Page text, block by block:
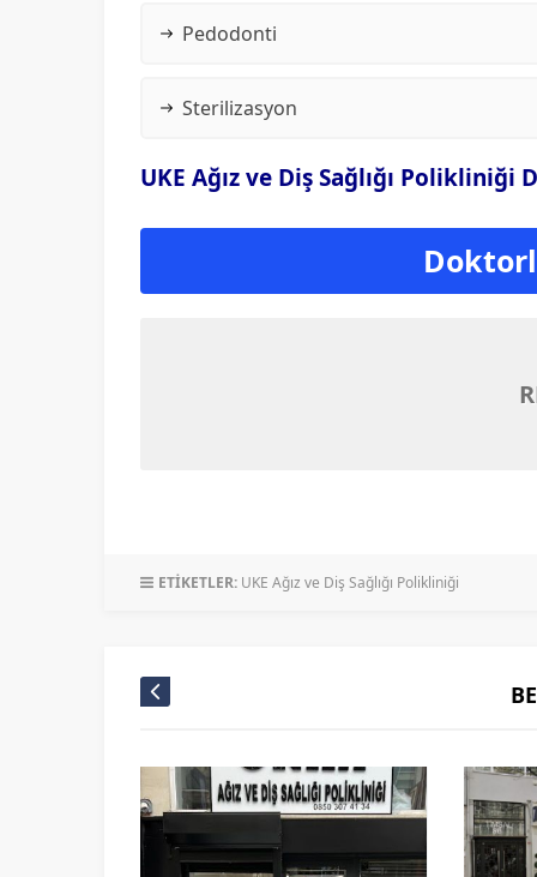
Pedodonti
Sterilizasyon
UKE Ağız ve Diş Sağlığı Polikliniği
ETİKETLER: UKE Ağız ve Diş Sağlığı Polikliniği